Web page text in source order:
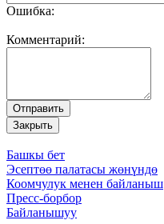
Ошибка:
Комментарий:
Башкы бет
Эсептөө палатасы жөнүндө
Коомчулук менен байланыш
Пресс-борбор
Байланышуу